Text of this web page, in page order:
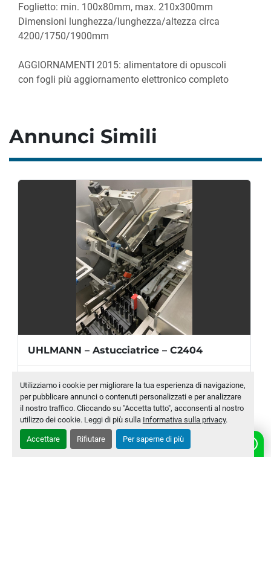
Utilizziamo i cookie per migliorare la tua esperienza di navigazione,
per pubblicare annunci o contenuti personalizzati e per analizzare
il nostro traffico. Cliccando su "Accetta tutto", acconsenti al nostro
utilizzo dei cookie. Leggi di più sulla Informativa sulla privacy.
Accettare Rifiutare Per saperne di più
Foglietto: min. 100x80mm, max. 210x300mm
Dimensioni lunghezza/lunghezza/altezza circa
4200/1750/1900mm
AGGIORNAMENTI 2015: alimentatore di opuscoli
con fogli più aggiornamento elettronico completo
Annunci Simili
UHLMANN – Astucciatrice – C2404
Modello C 2404
Numero di magazzino MLTC-0010-WH